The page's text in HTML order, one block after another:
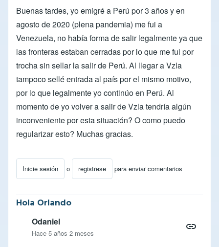
Buenas tardes, yo emigré a Perú por 3 años y en
agosto de 2020 (plena pandemia) me fui a
Venezuela, no había forma de salir legalmente ya que
las fronteras estaban cerradas por lo que me fui por
trocha sin sellar la salir de Perú. Al llegar a Vzla
tampoco sellé entrada al país por el mismo motivo,
por lo que legalmente yo continúo en Perú. Al
momento de yo volver a salir de Vzla tendría algún
inconveniente por esta situación? O como puedo
regularizar esto? Muchas gracias.
Inicie sesión o registrese para enviar comentarios
Hola Orlando
Odaniel
Hace 5 años 2 meses